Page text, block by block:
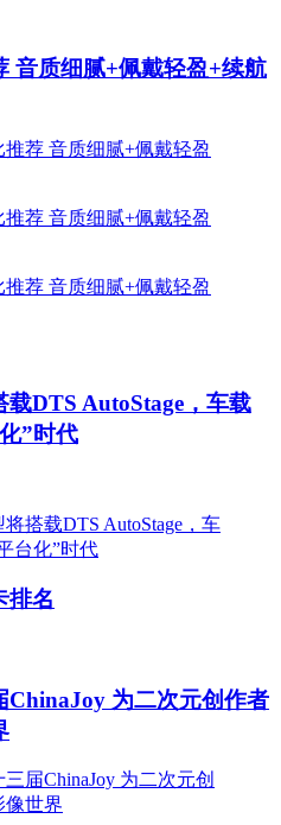
音质细腻+佩戴轻盈+续航
载DTS AutoStage，车载
”时代
排名
ChinaJoy 为二次元创作者